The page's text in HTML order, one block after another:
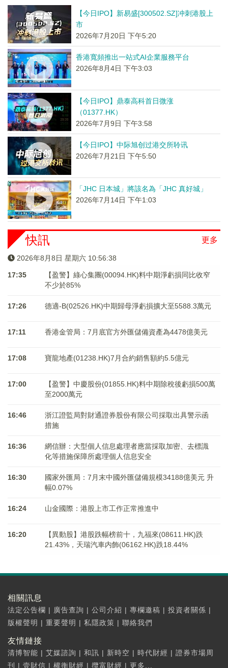
【今日IPO】新易盛[300502.SZ]冲刺港股上
市
2026年7月20日 下午5:20
香港寬頻推出一站式AI企業服務平台
2026年8月4日 下午3:03
【今日IPO】鼎泰高科首日微涨
（01377.HK）
2026年7月9日 下午3:58
【今日IPO】中际旭创过港交所聆讯
2026年7月21日 下午5:50
「JHC 日本城」將該名為「JHC 真好城」
2026年7月14日 下午1:03
更多
快訊
2026年8月8日 星期六 10:56:38
17:35
【盈警】綠心集團(00094.HK)料中期淨虧損同比收窄
不少於85%
17:26 德適-B(02526.HK)中期歸母淨虧損擴大至5588.3萬元
17:11 香港金管局：7月底官方外匯儲備資產為4478億美元
17:08 寶龍地產(01238.HK)7月合約銷售額約5.5億元
17:00
【盈警】中慶股份(01855.HK)料中期除稅後虧損500萬
至2000萬元
16:46
浙江證監局對財通證券股份有限公司採取出具警示函
措施
16:36
網信辦：大型個人信息處理者應當採取加密、去標識
化等措施保障所處理個人信息安全
16:30
國家外匯局：7月末中國外匯儲備規模34188億美元 升
幅0.07%
16:24 山金國際：港股上市工作正常推進中
16:20
【異動股】港股跌幅榜前十，九福來(08611.HK)跌
21.43%，天瑞汽車内飾(06162.HK)跌18.44%
相關訊息
法定公告欄 | 廣告查詢 | 公司介紹 | 專欄邀稿 | 投資者關係 |
版權聲明 | 重要聲明 | 私隱政策 | 聯絡我們
友情鏈接
清博智能 | 艾媒諮詢 | 和訊 | 新時空 | 時代財經 | 證券市場周
刊
| 壹財信 | 權衡財經 | 攬富財經 | 更多...